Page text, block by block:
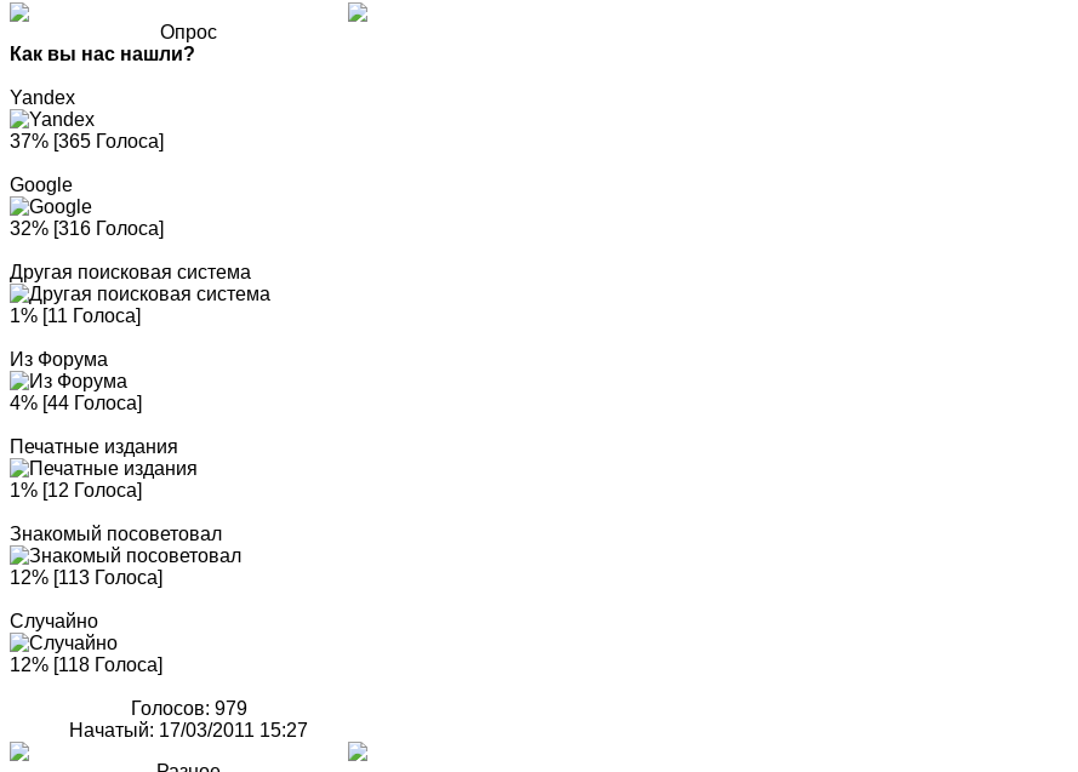
Опрос
Как вы нас нашли?
Yandex
37% [365 Голоса]
Google
32% [316 Голоса]
Другая поисковая система
1% [11 Голоса]
Из Форума
4% [44 Голоса]
Печатные издания
1% [12 Голоса]
Знакомый посоветовал
12% [113 Голоса]
Случайно
12% [118 Голоса]
Голосов: 979
Начатый: 17/03/2011 15:27